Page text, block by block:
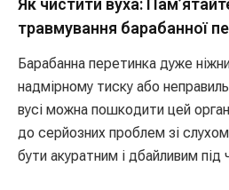
Як чистити вуха:
травмування барабанної
Барабанна перетинка дуже
надмірному тиску або
вусі можна пошкодити цей
до серйозних проблем зі
бути акуратним і дбайливим під